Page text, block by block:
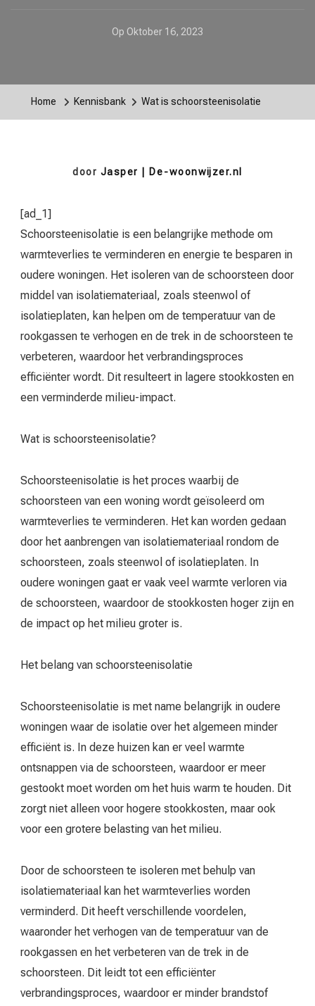
Op Oktober 16, 2023
Home Kennisbank Wat is schoorsteenisolatie
door Jasper | De-woonwijzer.nl
[ad_1]
Schoorsteenisolatie is een belangrijke methode om
warmteverlies te verminderen en energie te besparen in
oudere woningen. Het isoleren van de schoorsteen door
middel van isolatiemateriaal, zoals steenwol of
isolatieplaten, kan helpen om de temperatuur van de
rookgassen te verhogen en de trek in de schoorsteen te
verbeteren, waardoor het verbrandingsproces
efficiënter wordt. Dit resulteert in lagere stookkosten en
een verminderde milieu-impact.
Wat is schoorsteenisolatie?
Schoorsteenisolatie is het proces waarbij de
schoorsteen van een woning wordt geïsoleerd om
warmteverlies te verminderen. Het kan worden gedaan
door het aanbrengen van isolatiemateriaal rondom de
schoorsteen, zoals steenwol of isolatieplaten. In
oudere woningen gaat er vaak veel warmte verloren via
de schoorsteen, waardoor de stookkosten hoger zijn en
de impact op het milieu groter is.
Het belang van schoorsteenisolatie
Schoorsteenisolatie is met name belangrijk in oudere
woningen waar de isolatie over het algemeen minder
efficiënt is. In deze huizen kan er veel warmte
ontsnappen via de schoorsteen, waardoor er meer
gestookt moet worden om het huis warm te houden. Dit
zorgt niet alleen voor hogere stookkosten, maar ook
voor een grotere belasting van het milieu.
Door de schoorsteen te isoleren met behulp van
isolatiemateriaal kan het warmteverlies worden
verminderd. Dit heeft verschillende voordelen,
waaronder het verhogen van de temperatuur van de
rookgassen en het verbeteren van de trek in de
schoorsteen. Dit leidt tot een efficiënter
verbrandingsproces, waardoor er minder brandstof